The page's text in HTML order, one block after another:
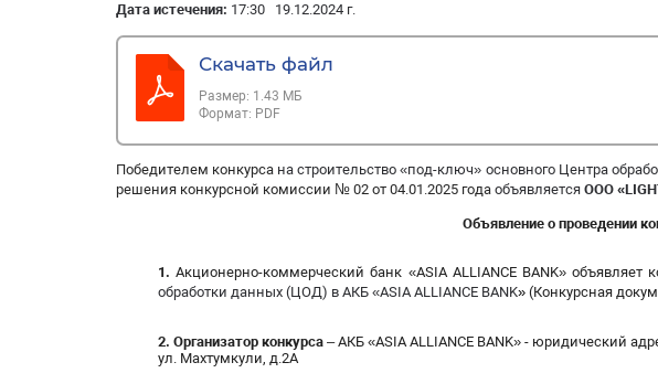
Дата истечения: 17:30 19.12.2024 г.
Скачать файл
Размер: 1.43 МБ
Формат: PDF
Победителем конкурса настроительство «под-ключ» основного Центра
решения конкурсной комиссии № 02 от 04.01.2025 года объявляется ООО «
Объявление о проведении
1.Акционерно-коммерческий банк «ASIA ALLIANCE BANK» объявляет
обработки данных (ЦОД) в АКБ «ASIA ALLIANCE BANK»(Конкурсная
2. Организатор конкурса– АКБ «ASIA ALLIANCE BANK» - юридический
ул. Махтумкули, д.2A